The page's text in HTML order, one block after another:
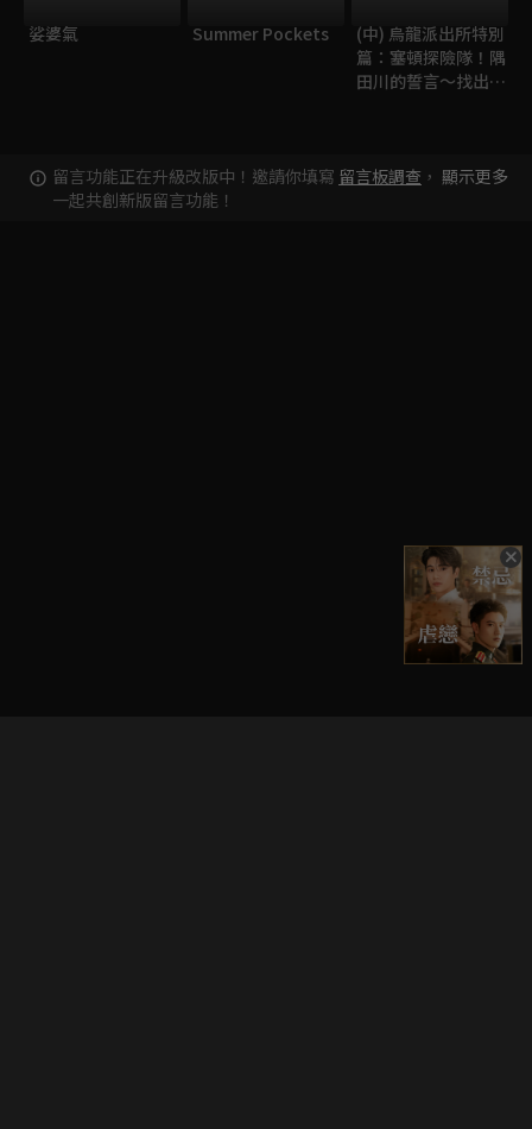
娑婆氣 Summer Pockets
(中) 烏龍派出所特別
篇：塞頓探險隊！隅
田川的誓言～找出記
留言功能正在升級改版中！邀請你填寫 留言板調查 ，
一起共創新版留言功能！
顯示更多